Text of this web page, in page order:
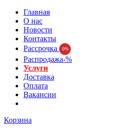
Главная
О нас
Новости
Контакты
Рассрочка
0%
Распродажа-%
Услуги
Доставка
Оплата
Вакансии
Корзина